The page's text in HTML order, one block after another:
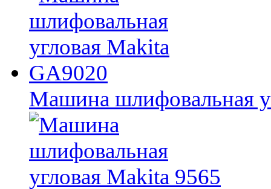
Машина шлифовальная